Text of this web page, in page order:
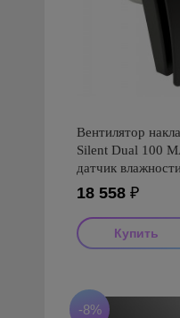
Вентилятор
Silent Dual 100
датчик
18 558 ₽
-8%